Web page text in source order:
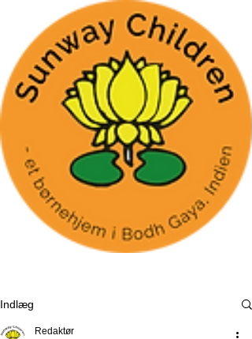
Indlæg
Redaktør